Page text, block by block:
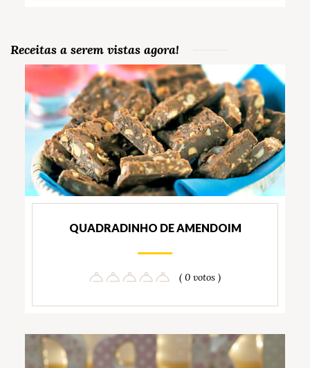
Receitas a serem vistas agora!
QUADRADINHO DE AMENDOIM
( 0 votos )